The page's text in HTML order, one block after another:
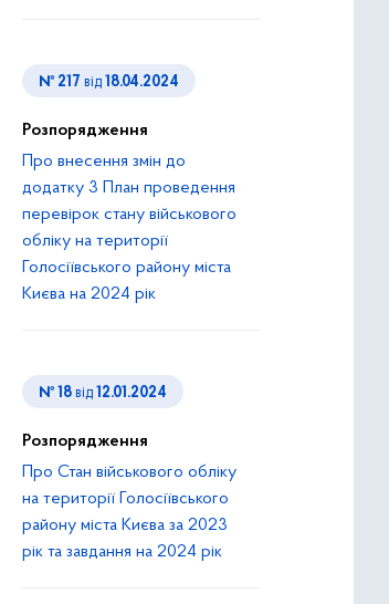
№ 217 від 18.04.2024
Розпорядження
Про внесення змін до
додатку 3 План проведення
перевірок стану військового
обліку на території
Голосіївського району міста
Києва на 2024 рік
№ 18 від 12.01.2024
Розпорядження
Про Стан військового обліку
на території Голосіївського
району міста Києва за 2023
рік та завдання на 2024 рік